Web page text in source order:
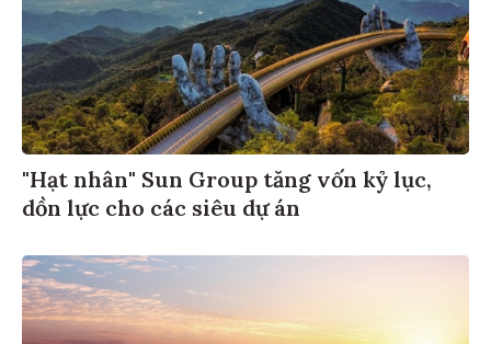
"Hạt nhân" Sun Group tăng vốn kỷ lục,
dồn lực cho các siêu dự án